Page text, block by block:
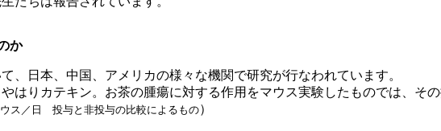
か
、日本、中国、アメリカの様々な機関で研究が行なわれています。
はりカテキン。お茶の腫瘍に対する作用をマウス実験したものでは、そ
ス／日 投与と非投与の比較によるもの）